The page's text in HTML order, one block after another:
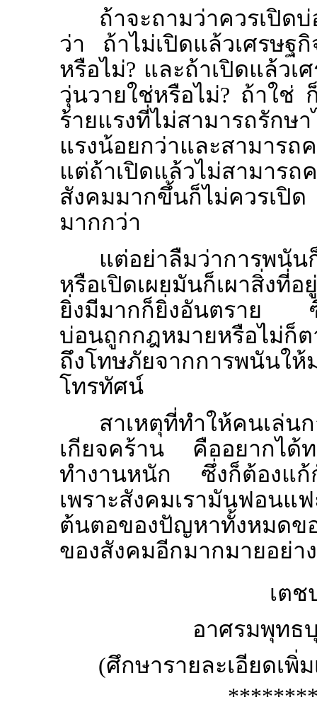
ถ้าจะถามว่าควรเปิด
ว่า ถ้าไม่เปิดแล้วเศรษฐ
หรือไม่? และถ้าเปิดแล้ว
วุ่นวายใช่หรือไม่? ถ้าใช่
ร้ายแรงที่ไม่สามารถรัก
แรงน้อยกว่าและสามาร
แต่ถ้าเปิดแล้วไม่สามาร
สังคมมากขึ้นก็ไม่ควรเปิด
มากกว่า
แต่อย่าลืมว่าการพนั
หรือเปิดเผยมันก็เผาสิ่งที่
ยิ่งมีมากก็ยิ่งอันตราย ซึ่
บ่อนถูกกฎหมายหรือไม่ก็
ถึงโทษภัยจากการพนันให้
โทรทัศน์
สาเหตุที่ทำให้คนเล่น
เกียจคร้าน คืออยากได้ท
ทำงานหนัก ซึ่งก็ต้องแ
เพราะสังคมเรามันฟอ
ต้นตอของปัญหาทั้งหมด
ของสังคมอีกมากมายอย่า
เต
อาศรมพุทธ
(ศึกษารายละเอียดเพิ่